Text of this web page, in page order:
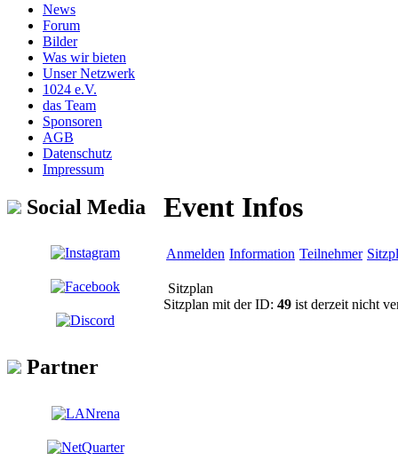
News
Forum
Bilder
Was wir bieten
Unser Netzwerk
1024 e.V.
das Team
Sponsoren
AGB
Datenschutz
Impressum
Social Media
Partner
Event Infos
Anmelden Information Teilnehmer
Sitzplan
Sitzplan mit der ID: 49 ist derzeit nicht